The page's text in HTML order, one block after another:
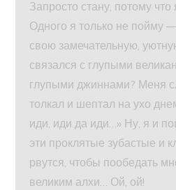
Запросто стану, потому
Одного я только не пойму
свою замечательную,
связался с глупыми
глупыми джиннами? Меня
толкал и шептал на ухо
иди, иди да иди…» Ну, я и
эти проклятые зубастые и
рвутся, чтобы пообедать
великим алхи… Ой, ой!